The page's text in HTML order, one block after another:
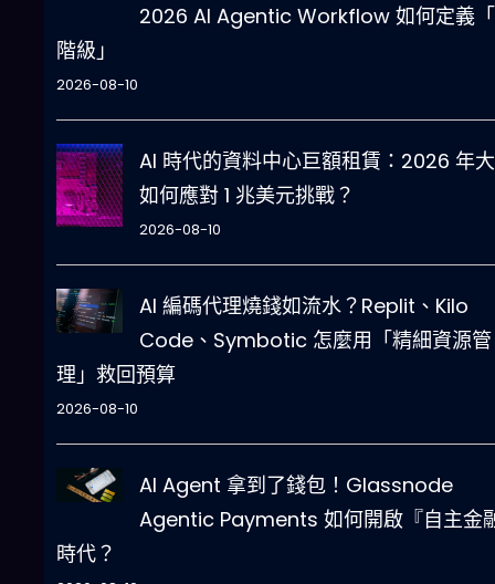
2026 AI Agentic Workflow 如何定義
階級」
2026-08-10
AI 時代的資料中心巨額租賃：2026 年
如何應對 1 兆美元挑戰？
2026-08-10
AI 編碼代理燒錢如流水？Replit、Kilo
Code、Symbotic 怎麼用「精細資源管
理」救回預算
2026-08-10
AI Agent 拿到了錢包！Glassnode
Agentic Payments 如何開啟『自主金
時代？